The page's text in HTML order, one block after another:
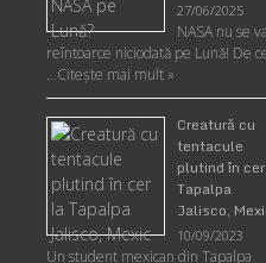
27/06/2025
NASA nu se va
reîntoarce niciodată pe Lună! De
…Citește mai mult »
Creatură cu
tentacule
plutind în
Tapalpa
Jalisco,
10/09/2023
Un student mexican din Tapalpa